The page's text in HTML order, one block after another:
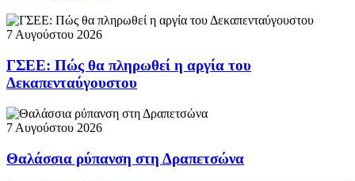
7 Αυγούστου 2026
ΓΣΕΕ: Πώς θα πληρωθεί η αργία του
Δεκαπενταύγουστου
7 Αυγούστου 2026
Θαλάσσια ρύπανση στη Δραπετσώνα